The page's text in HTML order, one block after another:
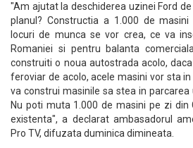
"Am ajutat la deschiderea uzinei Ford
planul? Constructia a 1.000 de
locuri de munca se vor crea, ce va
Romaniei si pentru balanta
construiti o noua autostrada acolo,
feroviar de acolo, acele masini vor sta
va construi masinile sa stea in parcarea
Nu poti muta 1.000 de masini pe zi din
existenta", a declarat ambasadorul
Pro TV, difuzata duminica dimineata.